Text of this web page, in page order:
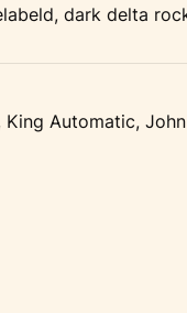
dark delta
King Automatic,